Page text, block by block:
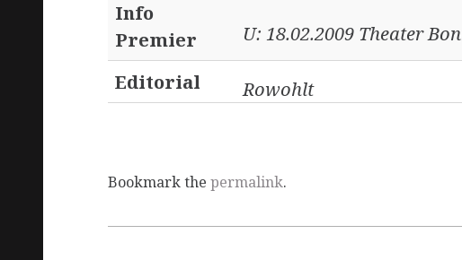
Info
Premier
U: 18.02.2009 Theater
Editorial
Rowohlt
Bookmark the permalink.